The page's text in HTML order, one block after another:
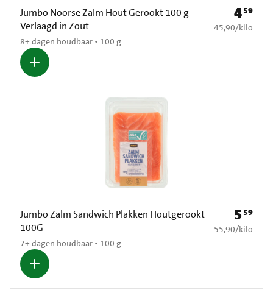
Jumbo Noorse Zalm Hout Gerookt 100 g
Verlaagd in Zout
8+ dagen houdbaar • 100 g
Prijs: €
459
€ 45,90 per kilo
45,90/kilo
Jumbo Zalm Sandwich Plakken Houtgerookt
100G
7+ dagen houdbaar • 100 g
Prijs: €
559
€ 55,90 per kilo
55,90/kilo